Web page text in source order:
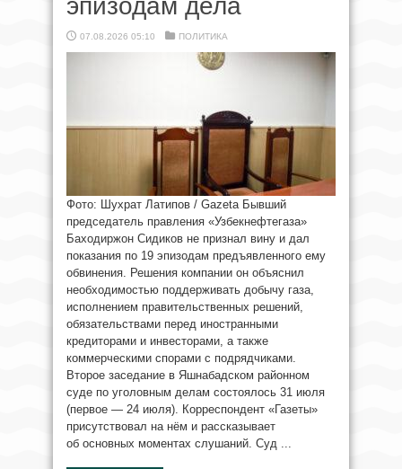
эпизодам дела
07.08.2026 05:10 ПОЛИТИКА
Фото: Шухрат Латипов / Gazeta Бывший
председатель правления «Узбекнефтегаза»
Баходиржон Сидиков не признал вину и дал
показания по 19 эпизодам предъявленного ему
обвинения. Решения компании он объяснил
необходимостью поддерживать добычу газа,
исполнением правительственных решений,
обязательствами перед иностранными
кредиторами и инвесторами, а также
коммерческими спорами с подрядчиками.
Второе заседание в Яшнабадском районном
суде по уголовным делам состоялось 31 июля
(первое — 24 июля). Корреспондент «Газеты»
присутствовал на нём и рассказывает
об основных моментах слушаний. Суд ...